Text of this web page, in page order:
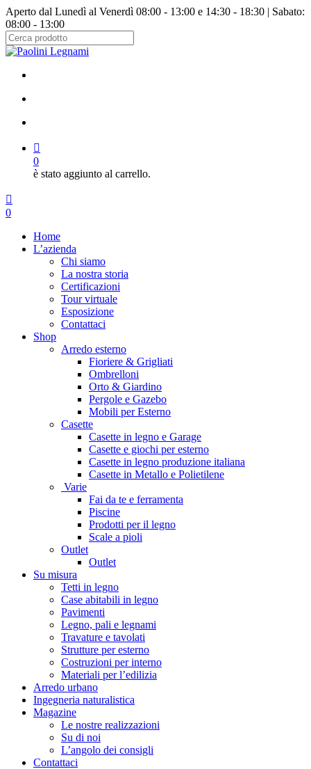
Salta
al
contenuto
principale
Aperto dal Lunedì al Venerdì 08:00 - 13:00 e 14:30 - 18:30 | Sabato:
08:00 - 13:00
Chiudi
0
è stato aggiunto al carrello.
Menu
cerca
account
0
Home
L’azienda
Chi siamo
La nostra storia
Certificazioni
Tour virtuale
Esposizione
Contattaci
Shop
Arredo esterno
Fioriere & Grigliati
Ombrelloni
Orto & Giardino
Pergole e Gazebo
Mobili per Esterno
Casette
Casette in legno e Garage
Casette e giochi per esterno
Casette in legno produzione italiana
Casette in Metallo e Polietilene
Varie
Fai da te e ferramenta
Piscine
Prodotti per il legno
Scale a pioli
Outlet
Outlet
Su misura
Tetti in legno
Case abitabili in legno
Pavimenti
Legno, pali e legnami
Travature e tavolati
Strutture per esterno
Costruzioni per interno
Materiali per l’edilizia
Arredo urbano
Ingegneria naturalistica
Magazine
Le nostre realizzazioni
Su di noi
L’angolo dei consigli
Contattaci